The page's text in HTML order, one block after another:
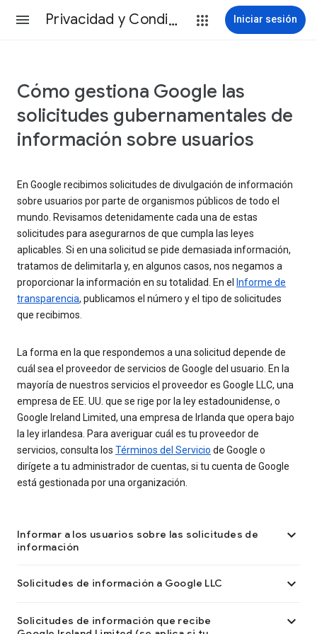
Privacidad y Condiciones Iniciar sesión
Cómo gestiona Google las
solicitudes gubernamentales de
información sobre usuarios
En Google recibimos solicitudes de divulgación de información
sobre usuarios por parte de organismos públicos de todo el
mundo. Revisamos detenidamente cada una de estas
solicitudes para asegurarnos de que cumpla las leyes
aplicables. Si en una solicitud se pide demasiada información,
tratamos de delimitarla y, en algunos casos, nos negamos a
proporcionar la información en su totalidad. En el
Informe de
transparencia, publicamos el número y el tipo de solicitudes
que recibimos.
La forma en la que respondemos a una solicitud depende de
cuál sea el proveedor de servicios de Google del usuario. En la
mayoría de nuestros servicios el proveedor es Google LLC, una
empresa de EE. UU. que se rige por la ley estadounidense, o
Google Ireland Limited, una empresa de Irlanda que opera bajo
la ley irlandesa. Para averiguar cuál es tu proveedor de
servicios, consulta los Términos del Servicio de Google o
dirígete a tu administrador de cuentas, si tu cuenta de Google
está gestionada por una organización.
Informar a los usuarios sobre las solicitudes de
información

Solicitudes de información a Google LLC 
Solicitudes de información que recibe
